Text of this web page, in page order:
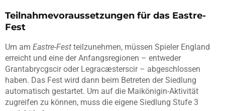
Teilnahmevoraussetzungen für das Eastre-
Fest
Um am Eastre-Fest teilzunehmen, müssen Spieler England
erreicht und eine der Anfangsregionen – entweder
Grantabrycgscir oder Legracæsterscir – abgeschlossen
haben. Das Fest wird dann beim Betreten der Siedlung
automatisch gestartet. Um auf die Maikönigin-Aktivität
zugreifen zu können, muss die eigene Siedlung Stufe 3